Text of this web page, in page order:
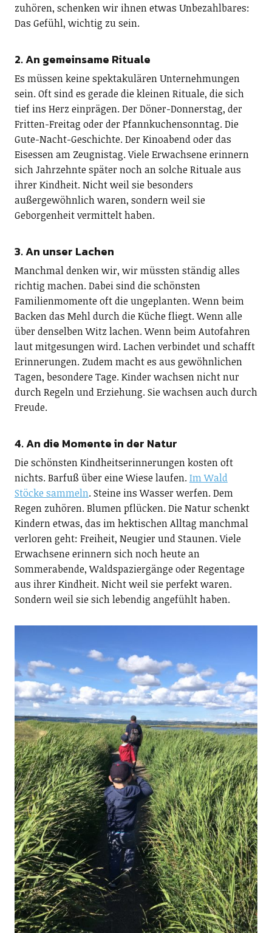
zuhören, schenken wir ihnen etwas Unbezahlbares:
Das Gefühl, wichtig zu sein.
2. An gemeinsame Rituale
Es müssen keine spektakulären Unternehmungen
sein. Oft sind es gerade die kleinen Rituale, die sich
tief ins Herz einprägen. Der Döner-Donnerstag, der
Fritten-Freitag oder der Pfannkuchensonntag. Die
Gute-Nacht-Geschichte. Der Kinoabend oder das
Eisessen am Zeugnistag. Viele Erwachsene erinnern
sich Jahrzehnte später noch an solche Rituale aus
ihrer Kindheit. Nicht weil sie besonders
außergewöhnlich waren, sondern weil sie
Geborgenheit vermittelt haben.
3. An unser Lachen
Manchmal denken wir, wir müssten ständig alles
richtig machen. Dabei sind die schönsten
Familienmomente oft die ungeplanten. Wenn beim
Backen das Mehl durch die Küche fliegt. Wenn alle
über denselben Witz lachen. Wenn beim Autofahren
laut mitgesungen wird. Lachen verbindet und schafft
Erinnerungen. Zudem macht es aus gewöhnlichen
Tagen, besondere Tage. Kinder wachsen nicht nur
durch Regeln und Erziehung. Sie wachsen auch durch
Freude.
4. An die Momente in der Natur
Die schönsten Kindheitserinnerungen kosten oft
nichts. Barfuß über eine Wiese laufen.Im Wald
Stöcke sammeln. Steine ins Wasser werfen. Dem
Regen zuhören. Blumen pflücken. Die Natur schenkt
Kindern etwas, das im hektischen Alltag manchmal
verloren geht: Freiheit, Neugier und Staunen. Viele
Erwachsene erinnern sich noch heute an
Sommerabende, Waldspaziergänge oder Regentage
aus ihrer Kindheit. Nicht weil sie perfekt waren.
Sondern weil sie sich lebendig angefühlt haben.